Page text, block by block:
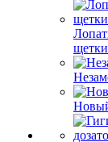
щетки